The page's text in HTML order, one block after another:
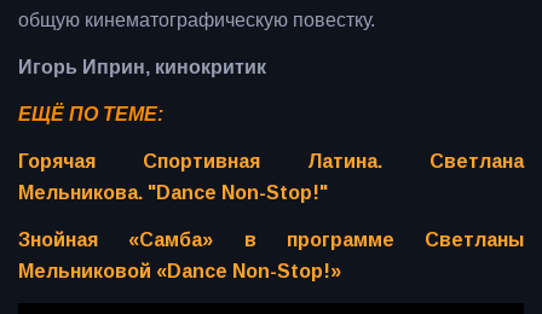
общую кинематографическую повестку.
Игорь Иприн, кинокритик
ЕЩЁ ПО ТЕМЕ:
Горячая Спортивная Латина. Светлана
Мельникова. "Dance Non-Stop!"
Знойная «Самба» в программе Светланы
Мельниковой «Dance Non-Stop!»